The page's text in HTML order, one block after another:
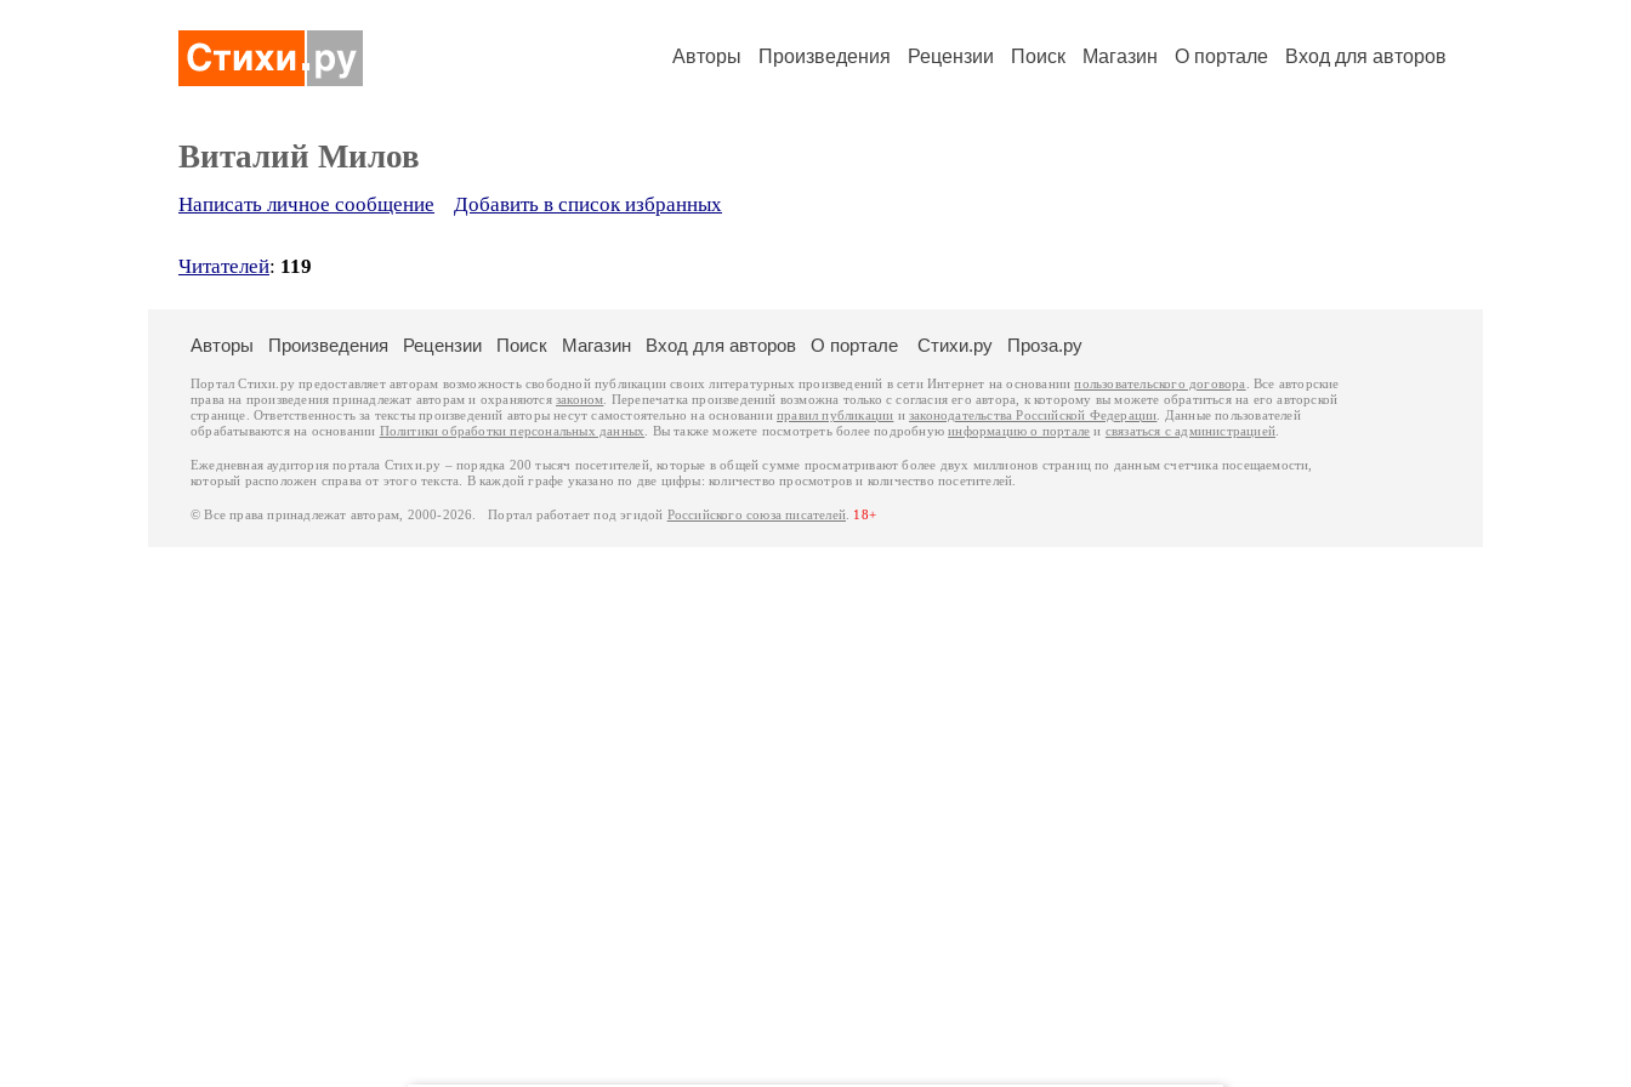
Авторы Произведения Рецензии Поиск Магазин О портале Вход для авторов
Виталий Милов
Написать личное сообщение Добавить в список избранных
Читателей: 119
Авторы Произведения Рецензии Поиск Магазин Вход для авторов О портале Стихи.ру Проза.ру
Портал Стихи.ру предоставляет авторам возможность свободной публикации своих литературных произведений в сети Интернет на основаниипользовательского договора
. Все авторские
права на произведения принадлежат авторам и охраняются законом . Перепечатка произведений возможна только с согласия его автора, к которому вы можете обратиться на его авторской
странице. Ответственность за тексты произведений авторы несут самостоятельно на основанииправил публикации изаконодательства Российской Федерации . Данные пользователей
обрабатываются на основании Политики обработки персональных данных . Вы также можете посмотреть более подробнуюинформацию о портале и связаться с администрацией
Ежедневная аудитория портала Стихи.ру – порядка 200 тысяч посетителей, которые в общей сумме просматривают более двух миллионов страниц по данным счетчика посещаемости,
который расположен справа от этого текста. В каждой графе указано по две цифры: количество просмотров и количество посетителей.
© Все права принадлежат авторам, 2000-2026. Портал работает под эгидой Российского союза писателей 18+